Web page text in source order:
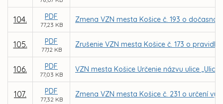
104. PDF
77,23 KB
Zmena VZN mesta Košice č. 193 o
105. PDF
77,12 KB
Zrušenie VZN mesta Košice č. 173 o
106. PDF
77,03 KB
VZN mesta Košice Určenie názvu ulice
107. PDF
77,32 KB
Zmena VZN mesta Košice č. 231 o určení